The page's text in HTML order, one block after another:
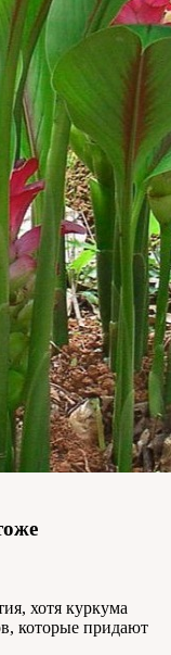
хотя куркума
которые придают